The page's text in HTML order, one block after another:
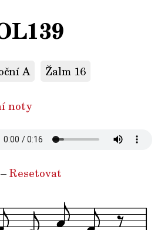
A Žalm 16
noty
–Resetovat